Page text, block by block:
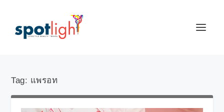
Tag: แพรอท